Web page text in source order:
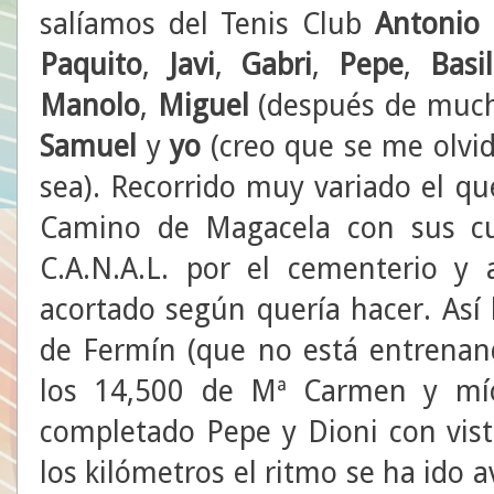
salíamos del Tenis Club Antonio
Paquito, Javi, Gabri, Pepe,
Manolo, Miguel (después de
Samuel yyo (creo que se me
sea). Recorrido muy variado el
Camino de Magacela con sus
C.A.N.A.L. por el cementerio
acortado según quería hacer.
de Fermín (que no está
los 14,500 de Mª Carmen y
completado Pepe y Dioni con
los kilómetros el ritmo se ha ido